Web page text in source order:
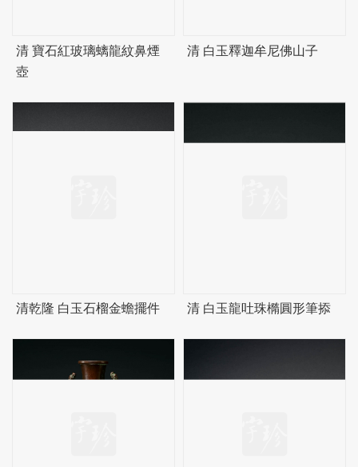
清 寶石紅玻璃螭龍紋鼻煙
壺
清 白玉釋迦牟尼佛山子
清乾隆 白玉石榴金蟾擺件 清 白玉龍吐珠橢圓形筆掭